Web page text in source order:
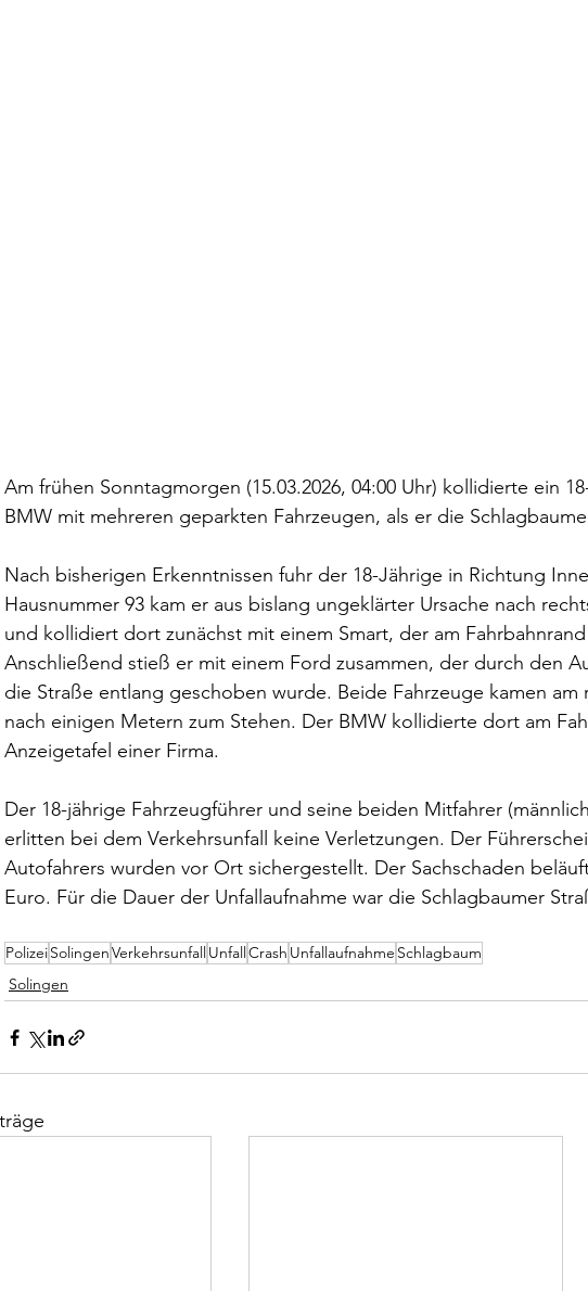
Am frühen Sonntagmorgen (15.03.2026, 04:00 Uhr) kollidierte ein
BMW mit mehreren geparkten Fahrzeugen, als er die
Nach bisherigen Erkenntnissen fuhr der 18-Jährige in Richtung
Hausnummer 93 kam er aus bislang ungeklärter Ursache nach
und kollidiert dort zunächst mit einem Smart, der am
Anschließend stieß er mit einem Ford zusammen, der durch den
die Straße entlang geschoben wurde. Beide Fahrzeuge kamen am
nach einigen Metern zum Stehen. Der BMW kollidierte dort am
Anzeigetafel einer Firma.
Der 18-jährige Fahrzeugführer und seine beiden Mitfahrer
erlitten bei dem Verkehrsunfall keine Verletzungen. Der
Autofahrers wurden vor Ort sichergestellt. Der Sachschaden
Euro. Für die Dauer der Unfallaufnahme war die Schlagbaumer
PolizeiSolingenVerkehrsunfall Unfall Crash Unfallaufnahme Schlagbaum
Solingen